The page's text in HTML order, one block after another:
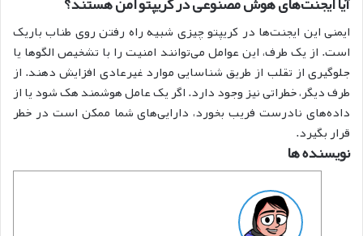
ایمنی این ایجنت‌ها در کریپتو چیزی شبیه راه رفتن روی طناب باریک
است. از یک طرف، این عوامل می‌توانند امنیت را با تشخیص الگوها یا
جلوگیری از تقلب از طریق شناسایی موارد غیرعادی افزایش دهند. از
طرف دیگر، خطراتی نیز وجود دارد. اگر یک عامل هوشمند هک شود یا از
داده‌های نادرست فریب بخورد، دارایی‌های شما ممکن است در خطر
قرار بگیرد. ‌
نویسنده ها